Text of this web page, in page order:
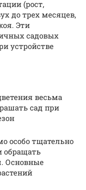
(рост,
до трех месяцев,
Эти
садовых
устройстве
весьма
сад при
особо тщательно
обращать
Основные